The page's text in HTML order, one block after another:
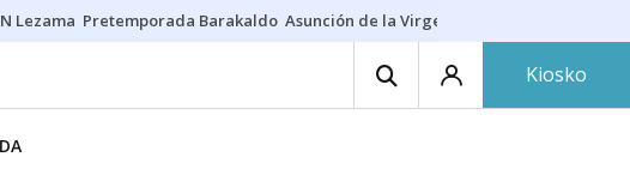
Lezama Pretemporada Barakaldo Asunción de la Virgen
Kiosko